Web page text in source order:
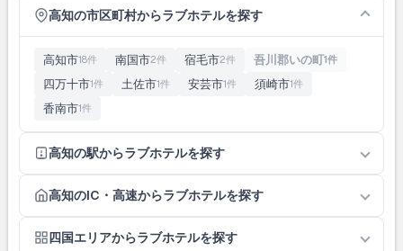
高知の市区町村からラブホテルを探す
高知市18件 南国市2件 宿毛市2件 吾川郡いの町1件
四万十市1件 土佐市1件 安芸市1件 須崎市1件
香南市1件
高知の駅からラブホテルを探す
高知のIC・高速からラブホテルを探す
四国エリアからラブホテルを探す